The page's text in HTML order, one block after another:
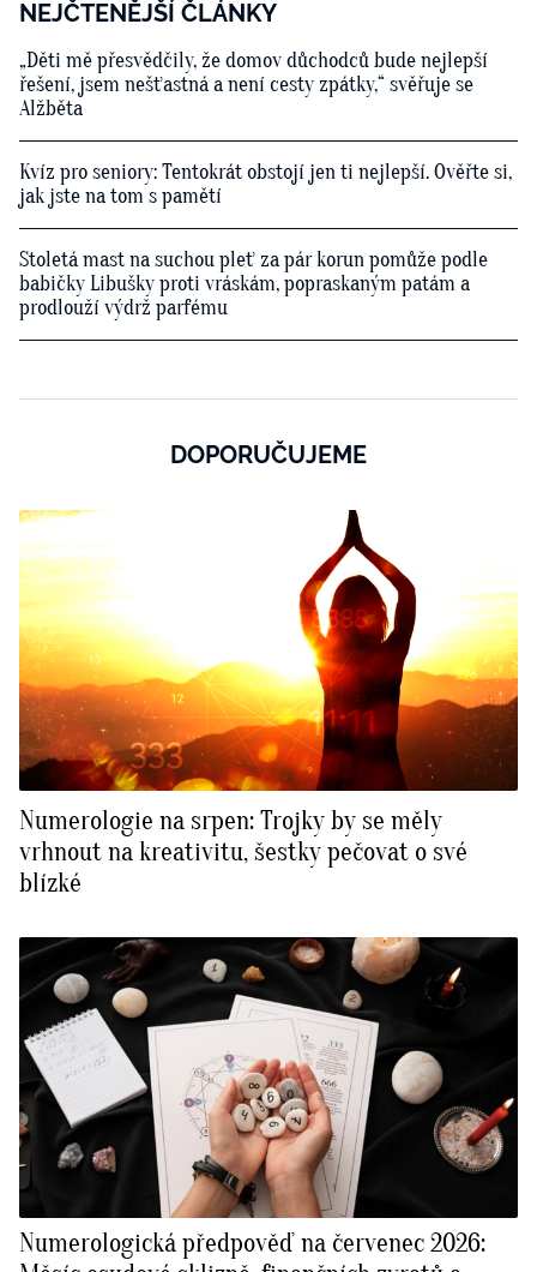
NEJČTENĚJŠÍ ČLÁNKY
„Děti mě přesvědčily, že domov důchodců bude nejlepší
řešení, jsem nešťastná a není cesty zpátky,“ svěřuje se
Alžběta
Kvíz pro seniory: Tentokrát obstojí jen ti nejlepší. Ověřte si,
jak jste na tom s pamětí
Stoletá mast na suchou pleť za pár korun pomůže podle
babičky Libušky proti vráskám, popraskaným patám a
prodlouží výdrž parfému
DOPORUČUJEME
Numerologie na srpen: Trojky by se měly
vrhnout na kreativitu, šestky pečovat o své
blízké
Numerologická předpověď na červenec 2026: